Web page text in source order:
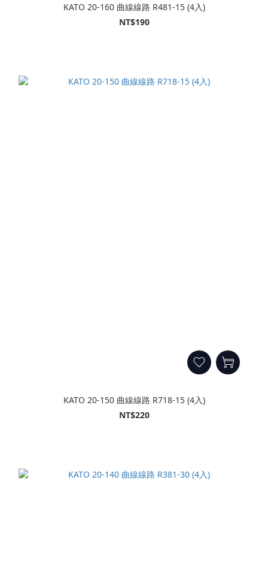
KATO 20-160 曲線線路 R481-15 (4入)
NT$190
KATO 20-150 曲線線路 R718-15 (4入)
NT$220